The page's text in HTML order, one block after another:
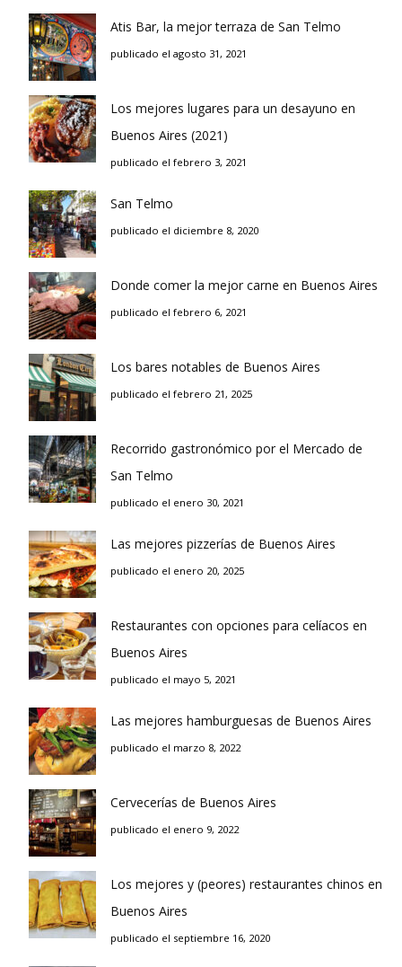
Atis Bar, la mejor terraza de San Telmo
publicado el agosto 31, 2021
Los mejores lugares para un desayuno en
Buenos Aires (2021)
publicado el febrero 3, 2021
San Telmo
publicado el diciembre 8, 2020
Donde comer la mejor carne en Buenos Aires
publicado el febrero 6, 2021
Los bares notables de Buenos Aires
publicado el febrero 21, 2025
Recorrido gastronómico por el Mercado de
San Telmo
publicado el enero 30, 2021
Las mejores pizzerías de Buenos Aires
publicado el enero 20, 2025
Restaurantes con opciones para celíacos en
Buenos Aires
publicado el mayo 5, 2021
Las mejores hamburguesas de Buenos Aires
publicado el marzo 8, 2022
Cervecerías de Buenos Aires
publicado el enero 9, 2022
Los mejores y (peores) restaurantes chinos en
Buenos Aires
publicado el septiembre 16, 2020